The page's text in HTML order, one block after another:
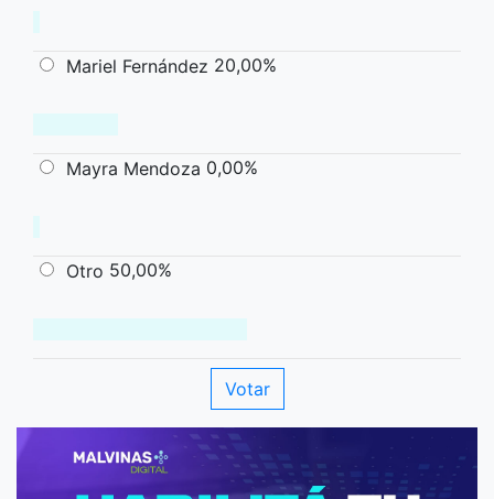
Mariel Fernández 20,00%
Mayra Mendoza 0,00%
Otro 50,00%